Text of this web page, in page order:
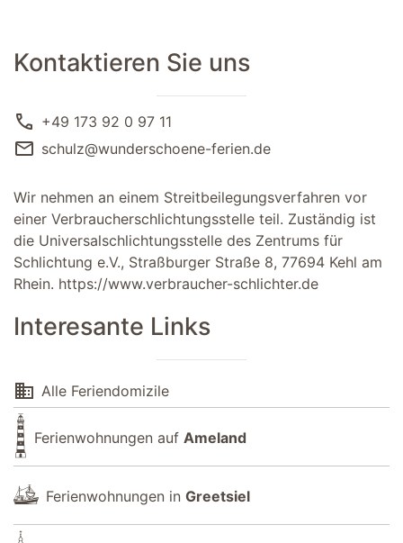
Kontaktieren Sie uns
call +49 173 92 0 97 11
mail schulz@wunderschoene-ferien.de
Wir nehmen an einem Streitbeilegungsverfahren vor
einer Verbraucherschlichtungsstelle teil. Zuständig ist
die Universalschlichtungsstelle des Zentrums für
Schlichtung e.V., Straßburger Straße 8, 77694 Kehl am
Rhein. https://www.verbraucher-schlichter.de
Interesante Links
domain Alle Feriendomizile
Ferienwohnungen auf Ameland
Ferienwohnungen in Greetsiel